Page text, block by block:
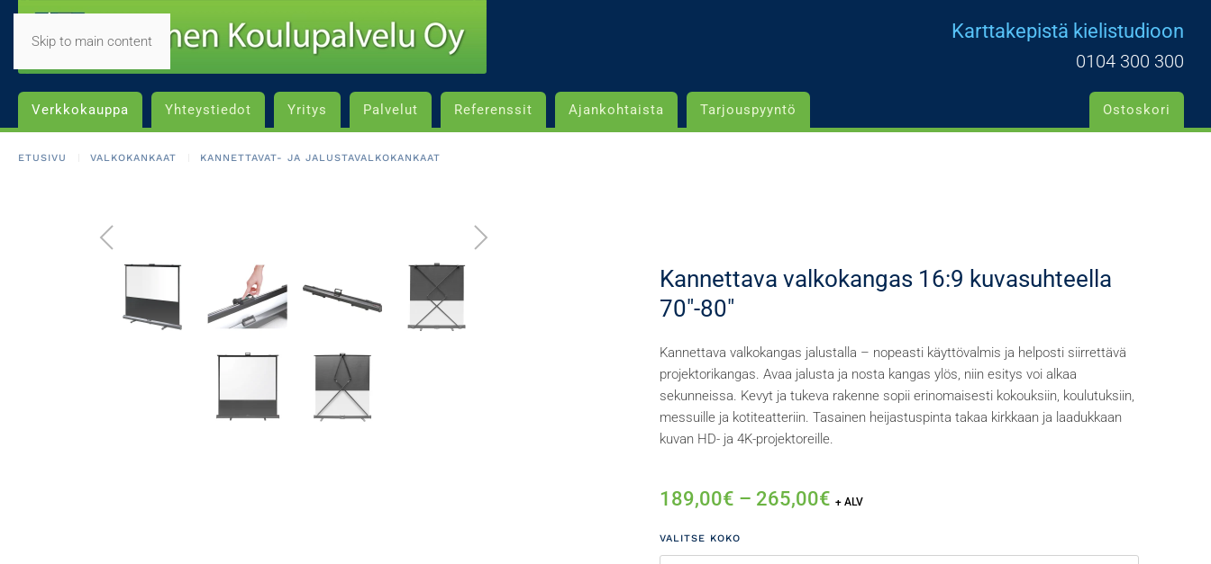
Skip to main content Karttakepistä kielistudioon
0104 300 300
Verkkokauppa Yhteystiedot Yritys Palvelut Referenssit Ajankohtaista Tarjouspyyntö Ostoskori
ETUSIVU VALKOKANKAAT KANNETTAVAT- JA JALUSTAVALKOKANKAAT
Kannettava valkokangas 16:9 kuvasuhteella
70"-80"
Kannettava valkokangas jalustalla – nopeasti käyttövalmis ja helposti siirrettävä
projektorikangas. Avaa jalusta ja nosta kangas ylös, niin esitys voi alkaa
sekunneissa. Kevyt ja tukeva rakenne sopii erinomaisesti kokouksiin, koulutuksiin,
messuille ja kotiteatteriin. Tasainen heijastuspinta takaa kirkkaan ja laadukkaan
kuvan HD- ja 4K-projektoreille.
189,00€ – 265,00€ Hintaluokka:
-
+ ALV
VALITSE KOKO